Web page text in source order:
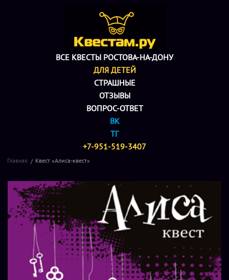
ВСЕ КВЕСТЫ РОСТОВА-НА-ДОНУ
ДЛЯ ДЕТЕЙ
СТРАШНЫЕ
ОТЗЫВЫ
ВОПРОС-ОТВЕТ
ВК
ТГ
+7-951-519-3407
Главная Квест «Алиса-квест»